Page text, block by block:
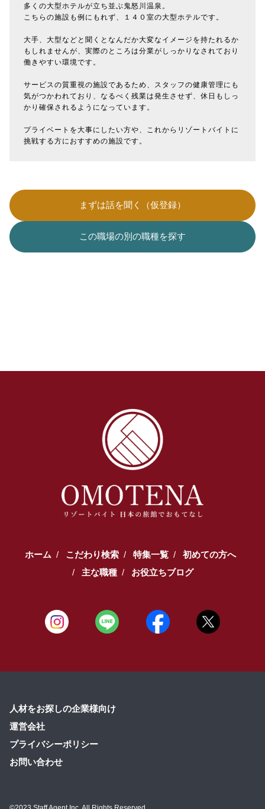
多くの大型ホテルが立ち並ぶ鬼怒川温泉。
こちらの施設も例にもれず、１４０室の大型ホテルです。
大手、大型などと聞くとなんだか大変なイメージを持たれるか
もしれませんが、実際のところは分業がしっかりなされており
働きやすい環境です。
サービスの質重視の施設であるため、スタッフの健康管理にも
気がつかわれており、なるべく残業は発生させず、休日もしっ
かり確保されるようになっています。
プライベートを大事にしたい方や、これからリゾートバイトに
挑戦する方におすすめの施設です。
まずは話を聞く（仮登録）
この職場の別の職種を探す
ホーム こだわり検索 特集一覧
初めての方へ
主な職種
お役立ちブログ
人材をお探しの企業様向け
運営会社
プライバシーポリシー
お問い合わせ